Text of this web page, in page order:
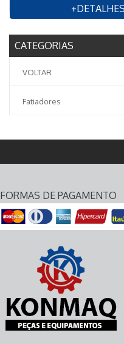
+DETALHES
CATEGORIAS
VOLTAR
Fatiadores
FORMAS DE PAGAMENTO